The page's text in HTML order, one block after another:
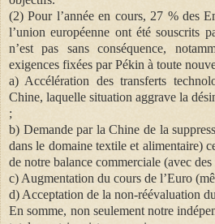
(2) Pour l’année en cours, 27 % des
l’union européenne ont été souscrits
n’est pas sans conséquence,
exigences fixées par Pékin à toute
a) Accélération des transferts
Chine, laquelle situation aggrave la
;
b) Demande par la Chine de la
dans le domaine textile et alimentaire)
de notre balance commerciale (avec
c) Augmentation du cours de l’Euro
d) Acceptation de la non-réévaluation
En somme, non seulement notre